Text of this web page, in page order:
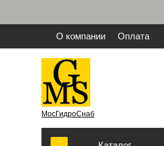
О компании Оплата
МосГидроСнаб